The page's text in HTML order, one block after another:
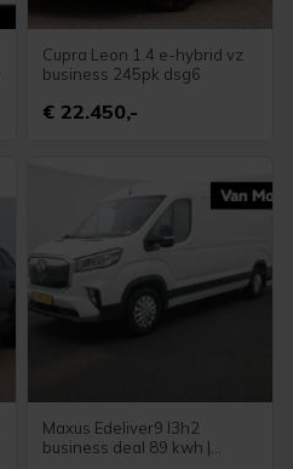
Cupra Leon 1.4 e-hybrid vz
business 245pk dsg6
€ 22.450,-
Maxus Edeliver9 l3h2
business deal 89 kwh |